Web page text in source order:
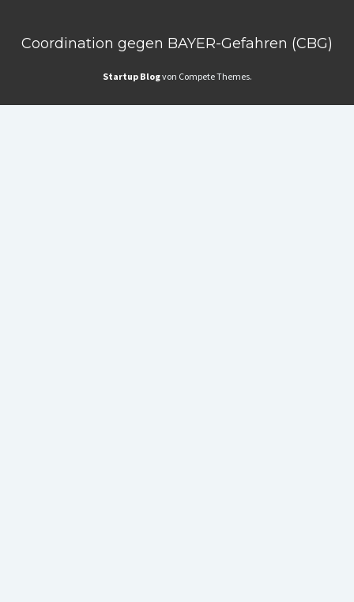
Coordination gegen BAYER-Gefahren (CBG)
Startup Blogvon Compete Themes.